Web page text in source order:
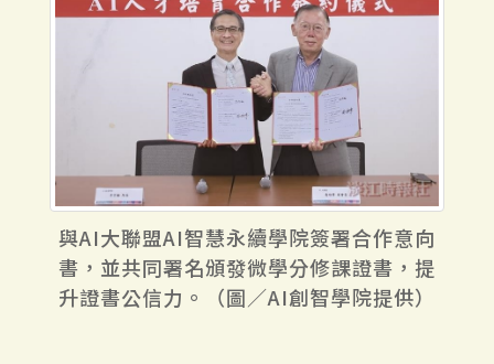
與AI大聯盟AI智慧永續學院簽署合作意向
書，並共同署名頒發微學分修課證書，提
升證書公信力。（圖／AI創智學院提供）